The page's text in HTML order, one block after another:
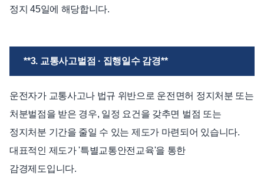
정지 45일에 해당합니다.
**3. 교통사고벌점 · 집행일수 감경**
운전자가 교통사고나 법규 위반으로 운전면허 정지처분 또는
처분벌점을 받은 경우, 일정 요건을 갖추면 벌점 또는
정지처분 기간을 줄일 수 있는 제도가 마련되어 있습니다.
대표적인 제도가 '특별교통안전교육'을 통한
감경제도입니다.